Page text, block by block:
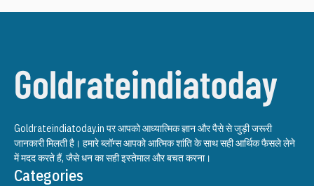
Goldrateindiatoday.in पर आपको आध्यात्मिक ज्ञान और पैसे से जुड़ी जरूरी
जानकारी मिलती है। हमारे ब्लॉग्स आपको आत्मिक शांति के साथ सही आर्थिक फैसले लेने
में मदद करते हैं, जैसे धन का सही इस्तेमाल और बचत करना।
Categories